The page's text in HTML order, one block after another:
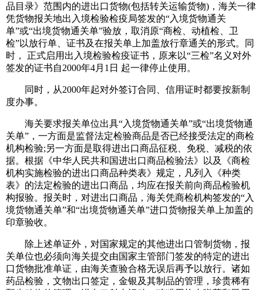
品目录》范围内的进出口货物(包括转关运输货物)，海关一律
凭货物报关地出入境检验检疫局签发的“入境货物通关
单”或“出境货物通关单”验放，取消原“商检、动植检、卫
检”以放行单、证书及在报关单上加盖放行章通关的形式。同
时， 正式启用出入境检验检疫证书，原来以“三检”名义对外
签发的证书自2000年4月1日 起一律停止使用。
同时，从2000年起对外签订合同、信用证时都要按新制
度办事。
海关要求报关单位出具“入境货物通关单”或“出境货物通
关单”，一方面是监督法定检验商品是否已经接受法定的商检
机构检验;另一方面是取得进出口商品征税、免税、减税的依
据。根据《中华人民共和国进出口商品检验法》以及《商检
机构实施检验的进出口商品种类表》规定，凡列入《种类
表》的法定检验的进出口商品，均应在报关前向商品检验机
构报验。报关时，对进出口商品，海关凭商检机构签发的“入
境货物通关单”和“出境货物通关单”进口货物报关单上加盖的
印章验收。
除上述单证外，对国家规定的其他进出口管制货物，报
关单位也必须向海关提交由国家主管部门签发的特定的进出
口货物批准单证，由海关查验合格无误后再予以放行。诸如
药品检验，文物出口签定，金银及其制品的管理，珍贵稀有